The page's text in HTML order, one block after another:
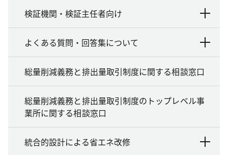
検証機関・検証主任者向け
よくある質問・回答集について
総量削減義務と排出量取引制度に関する相談窓口
総量削減義務と排出量取引制度のトップレベル事
業所に関する相談窓口
統合的設計による省エネ改修